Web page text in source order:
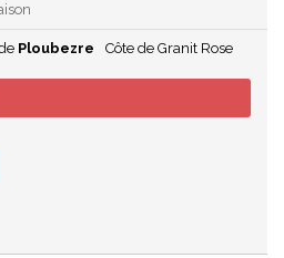
Ploubezre
Côte de Granit Rose